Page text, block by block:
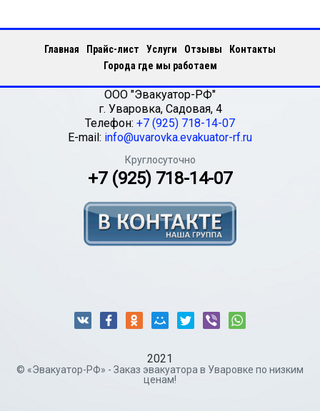
Главная Прайс-лист Услуги Отзывы
Контакты
Города где мы работаем
ООО "Эвакуатор-РФ"
г. Уваровка, Садовая, 4
Телефон: +7 (925) 718-14-07
E-mail: info@uvarovka.evakuator-rf.ru
Круглосуточно
+7 (925) 718-14-07
2021
© «Эвакуатор-РФ» - Заказ эвакуатора в Уваровке по низким
ценам!